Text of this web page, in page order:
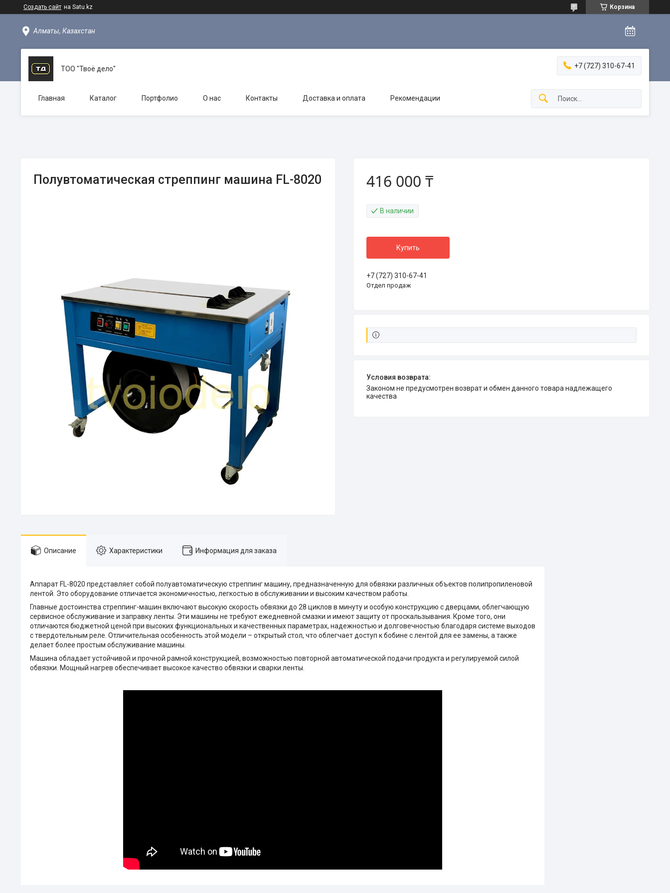
Создать сайт на Satu.kz Корзина
Алматы, Казахстан
ТОО "Твоё дело" +7 (727) 310-67-41
Главная Каталог Портфолио О нас Контакты Доставка и оплата Рекомендации
Полувтоматическая стреппинг машина FL-8020 416 000 ₸
В наличии
Купить
+7 (727) 310-67-41
Отдел продаж
Законом не предусмотрен возврат и обмен данного товара надлежащего
качества
Описание Характеристики Информация для заказа
Аппарат FL-8020 представляет собой полуавтоматическую стреппинг машину, предназначенную для обвязки различных объектов полипропиленовой
лентой. Это оборудование отличается экономичностью, легкостью в обслуживании и высоким качеством работы.
Главные достоинства стреппинг-машин включают высокую скорость обвязки до 28 циклов в минуту и особую конструкцию с дверцами, облегчающую
сервисное обслуживание и заправку ленты. Эти машины не требуют ежедневной смазки и имеют защиту от проскальзывания. Кроме того, они
отличаются бюджетной ценой при высоких функциональных и качественных параметрах, надежностью и долговечностью благодаря системе выходов
с твердотельным реле. Отличительная особенность этой модели – открытый стол, что облегчает доступ к бобине с лентой для ее замены, а также
делает более простым обслуживание машины.
Машина обладает устойчивой и прочной рамной конструкцией, возможностью повторной автоматической подачи продукта и регулируемой силой
обвязки. Мощный нагрев обеспечивает высокое качество обвязки и сварки ленты.